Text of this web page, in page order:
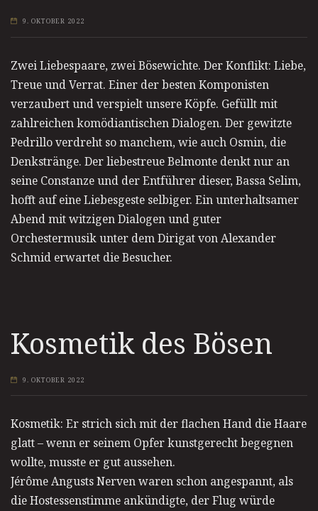
9. OKTOBER 2022
Zwei Liebespaare, zwei Bösewichte. Der Konflikt: Liebe,
Treue und Verrat. Einer der besten Komponisten
verzaubert und verspielt unsere Köpfe. Gefüllt mit
zahlreichen komödiantischen Dialogen. Der gewitzte
Pedrillo verdreht so manchem, wie auch Osmin, die
Denkstränge. Der liebestreue Belmonte denkt nur an
seine Constanze und der Entführer dieser, Bassa Selim,
hofft auf eine Liebesgeste selbiger. Ein unterhaltsamer
Abend mit witzigen Dialogen und guter
Orchestermusik unter dem Dirigat von Alexander
Schmid erwartet die Besucher.
Kosmetik des Bösen
9. OKTOBER 2022
Kosmetik: Er strich sich mit der flachen Hand die Haare
glatt – wenn er seinem Opfer kunstgerecht begegnen
wollte, musste er gut aussehen.
Jérôme Angusts Nerven waren schon angespannt, als
die Hostessenstimme ankündigte, der Flug würde